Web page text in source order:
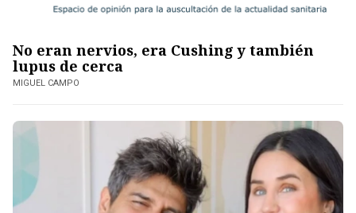
No eran nervios, era Cushing y también
lupus de cerca
MIGUEL CAMPO